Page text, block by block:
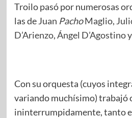
Troilo pasó por numerosas
las deJuan PachoMaglio,
D’Arienzo,Ángel D’Agostinoy
Con su orquesta (cuyos
variando muchísimo) trabajó
ininterrumpidamente, tanto